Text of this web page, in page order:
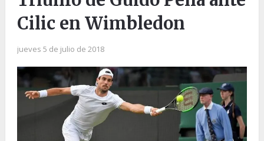
Cilic en Wimbledon
jueves 5 de julio de 2018